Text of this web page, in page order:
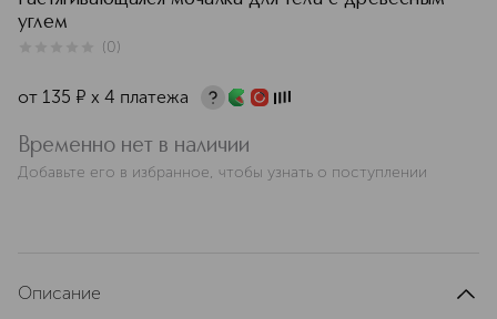
углем
(0)
от 135 ¤ х 4 платежа
Временно нет в наличии
Добавьте его в избранное, чтобы узнать о поступлении
Описание